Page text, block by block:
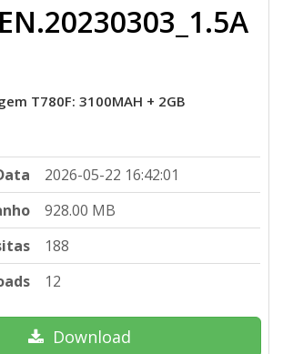
T780F: 3100MAH + 2GB
2026-05-22 16:42:01
928.00 MB
188
12
Download